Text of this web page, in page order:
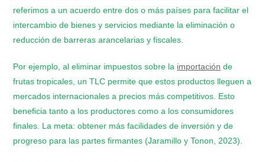
referimos a un acuerdo entre dos o más países para facilitar el
intercambio de bienes y servicios mediante la eliminación o
reducción de barreras arancelarias y fiscales.
Por ejemplo, al eliminar impuestos sobre la importación de
frutas tropicales, un TLC permite que estos productos lleguen a
mercados internacionales a precios más competitivos. Esto
beneficia tanto a los productores como a los consumidores
finales. La meta: obtener más facilidades de inversión y de
progreso para las partes firmantes (Jaramillo y Tonon, 2023).